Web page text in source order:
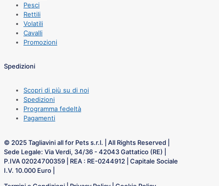
Pesci
Rettili
Volatili
Cavalli
Promozioni
Spedizioni
Scopri di più su di noi
Spedizioni
Programma fedeltà
Pagamenti
© 2025 Tagliavini all for Pets s.r.l. | All Rights Reserved |
Sede Legale: Via Verdi, 34/36 - 42043 Gattatico (RE) |
P.IVA 02024700359 | REA : RE-0244912 | Capitale Sociale
I.V. 10.000 Euro |